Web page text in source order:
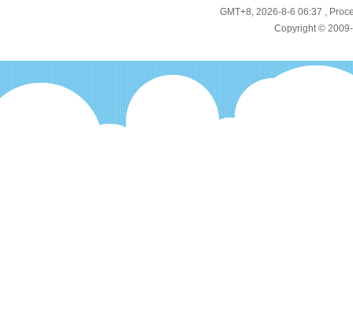
GMT+8, 2026-8-6 06:37 ,
Copyright ©